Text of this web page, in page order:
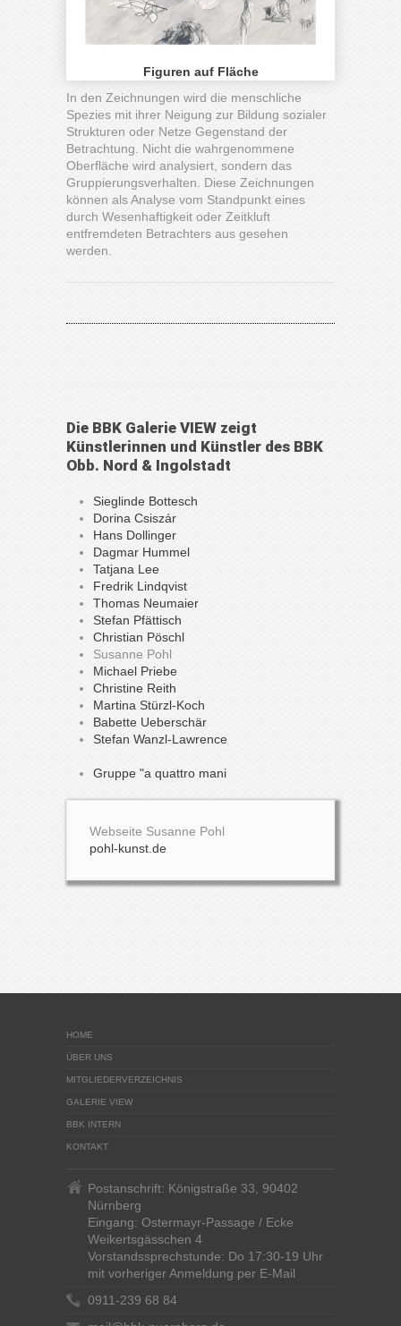
Figuren auf Fläche
In den Zeichnungen wird die menschliche
Spezies mit ihrer Neigung zur Bildung sozialer
Strukturen oder Netze Gegenstand der
Betrachtung. Nicht die wahrgenommene
Oberfläche wird analysiert, sondern das
Gruppierungsverhalten. Diese Zeichnungen
können als Analyse vom Standpunkt eines
durch Wesenhaftigkeit oder Zeitkluft
entfremdeten Betrachters aus gesehen
werden.
Die BBK Galerie VIEW zeigt
Künstlerinnen und Künstler des BBK
Obb. Nord & Ingolstadt
Sieglinde Bottesch
Dorina Csiszár
Hans Dollinger
Dagmar Hummel
Tatjana Lee
Fredrik Lindqvist
Thomas Neumaier
Stefan Pfättisch
Christian Pöschl
Susanne Pohl
Michael Priebe
Christine Reith
Martina Stürzl-Koch
Babette Ueberschär
Stefan Wanzl-Lawrence
Gruppe "a quattro mani
Webseite Susanne Pohl
pohl-kunst.de
HOME
ÜBER UNS
MITGLIEDERVERZEICHNIS
GALERIE VIEW
BBK INTERN
KONTAKT
Postanschrift: Königstraße 33, 90402
Nürnberg
Eingang: Ostermayr-Passage / Ecke
Weikertsgässchen 4
Vorstandssprechstunde: Do 17:30-19 Uhr
mit vorheriger Anmeldung per E-Mail
0911-239 68 84